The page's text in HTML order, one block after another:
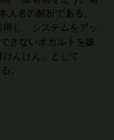
名の解析である。
し、システムをアッ
きないオカルトを嫌
んけん」として
。